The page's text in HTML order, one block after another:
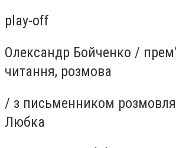
play-off
Олександр Бойченко /
читання, розмова
/ з письменником
Любка